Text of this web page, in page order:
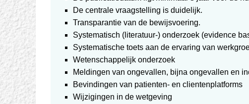
De centrale vraagstelling is duidelijk.
Transparantie van de bewijsvoering.
Systematisch (literatuur-) onderzoek (evidence
Systematische toets aan de ervaring van
Wetenschappelijk onderzoek
Meldingen van ongevallen, bijna ongevallen en
Bevindingen van patienten- en clientenplatforms
Wijzigingen in de wetgeving